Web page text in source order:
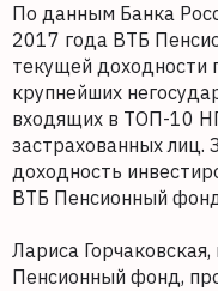
По данным Банка
2017 года ВТБ
текущей доходности
крупнейших
входящих в ТОП-10
застрахованных лиц.
доходность
ВТБ Пенсионный
Лариса
Пенсионный фонд,